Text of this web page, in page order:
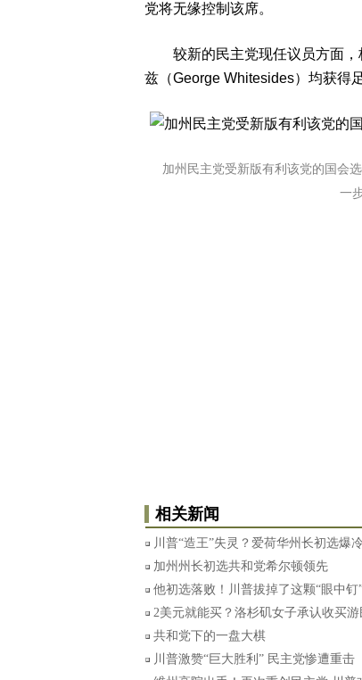
党将无缘控制该席。
较新的民主党现任议员方面，
兹（George Whitesides）均获得
加州民主党受新版有利该党的国会
一
相关新闻
川普“造王”失灵？爱荷华州长初选爆
加州州长初选共和党希尔顿领先
他初选落败！川普拔掉了这颗“眼中钉
2美元就能买？洛杉矶女子承认收买
共和党下的一盘大棋
川普激赞“巨大胜利” 民主党惨遭重击